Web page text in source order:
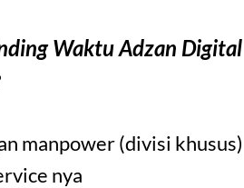
Waktu Adzan Digital
manpower (divisi khusus)
nya